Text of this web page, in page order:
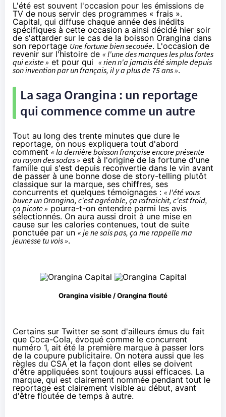
L'été est souvent l'occasion pour les émissions de
TV de nous servir des programmes « frais ».
Capital, qui diffuse chaque année des inédits
spécifiques à cette occasion a ainsi décidé hier soir
de s'attarder sur le cas de la boisson Orangina dans
son reportage Une fortune bien secouée. L'occasion de
revenir sur l'histoire de « l'une des marques les plus fortes
qui existe » et pour qui « rien n'a jamais été simple depuis
son invention par un français, il y a plus de 75 ans ».
La saga Orangina : un reportage
qui commence comme un autre
Tout au long des trente minutes que dure le
reportage, on nous expliquera tout d'abord
comment « la dernière boisson française encore présente
au rayon des sodas » est à l'origine de la fortune d'une
famille qui s'est depuis reconvertie dans le vin avant
de passer à une bonne dose de story-telling plutôt
classique sur la marque, ses chiffres, ses
concurrents et quelques témoignages : « l'été vous
buvez un Orangina, c'est agréable, ça rafraichit, c'est froid,
ça picote » pourra-t-on entendre parmi les avis
sélectionnés. On aura aussi droit à une mise en
cause sur les calories contenues, tout de suite
ponctuée par un « je ne sais pas, ça me rappelle ma
jeunesse tu vois ».
Orangina visible / Orangina flouté
Certains sur Twitter se sont d'ailleurs émus du fait
que Coca-Cola, évoqué comme le concurrent
numéro 1, ait été la première marque à passer lors
de la coupure publicitaire. On notera aussi que les
règles du CSA et la façon dont elles se doivent
d'être appliquées sont toujours aussi efficaces. La
marque, qui est clairement nommée pendant tout le
reportage est clairement visible au début, avant
d'être floutée de temps à autre.